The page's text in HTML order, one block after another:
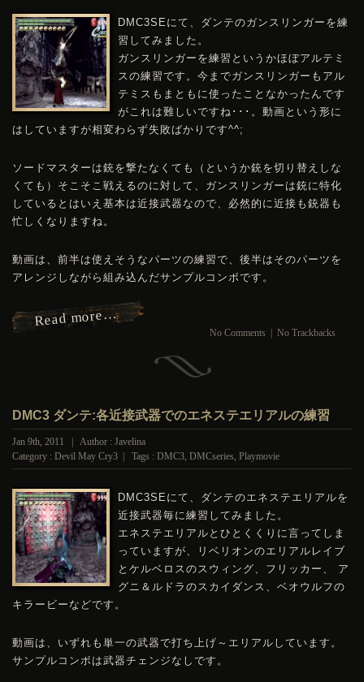
DMC3SEにて、ダンテのガンスリンガーを練
習してみました。
ガンスリンガーを練習というかほぼアルテミ
スの練習です。今までガンスリンガーもアル
テミスもまともに使ったことなかったんです
がこれは難しいですね･･･。動画という形に
はしていますが相変わらず失敗ばかりです^^;
ソードマスターは銃を撃たなくても（というか銃を切り替えしな
くても）そこそこ戦えるのに対して、ガンスリンガーは銃に特化
しているとはいえ基本は近接武器なので、必然的に近接も銃器も
忙しくなりますね。
動画は、前半は使えそうなパーツの練習で、後半はそのパーツを
アレンジしながら組み込んだサンプルコンボです。
Read more…
No Comments No Trackbacks
DMC3 ダンテ:各近接武器でのエネステエリアルの練習
Jan 9th, 2011 | Author : Javelina
Category :Devil May Cry3 | Tags :DMC3,DMCseries,Playmovie
DMC3SEにて、ダンテのエネステエリアルを
近接武器毎に練習してみました。
エネステエリアルとひとくくりに言ってしま
っていますが、リベリオンのエリアルレイブ
とケルベロスのスウィング、フリッカー、 ア
グニ＆ルドラのスカイダンス、ベオウルフの
キラービーなどです。
動画は、いずれも単一の武器で打ち上げ～エリアルしています。
サンプルコンボは武器チェンジなしです。